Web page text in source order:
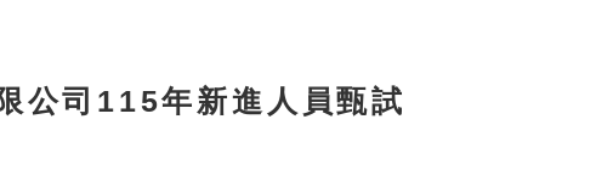
公司115年新進人員甄試